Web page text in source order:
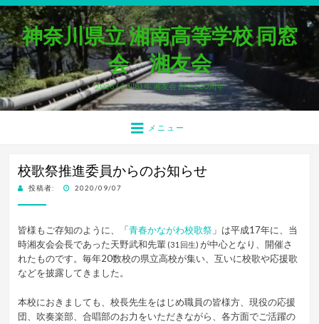
神奈川県立 湘南高等学校 同窓
会 湘友会
2026 (令和8) 年 湘友会 創立100周年
メニュー
校歌祭推進委員からのお知らせ
投稿者:
投 2020/09/07
皆様もご存知のように、「青春かながわ校歌祭 」は平成17年に、当
時湘友会会長であった天野武和先輩 (31回生)が中心となり、開催さ
れたものです。毎年20数校の県立高校が集い、互いに校歌や応援歌
などを披露してきました。
本校におきましても、校長先生をはじめ職員の皆様方、現役の応援
団、吹奏楽部、合唱部のお力をいただきながら、各方面でご活躍の